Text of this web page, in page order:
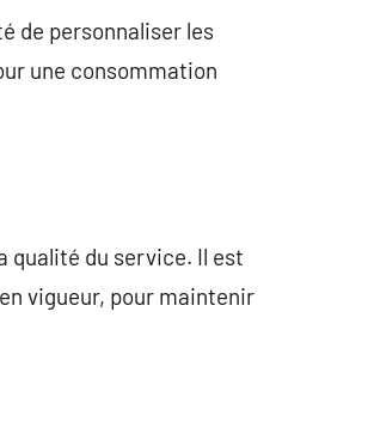
de personnaliser les
une consommation
qualité du service. Il est
vigueur, pour maintenir